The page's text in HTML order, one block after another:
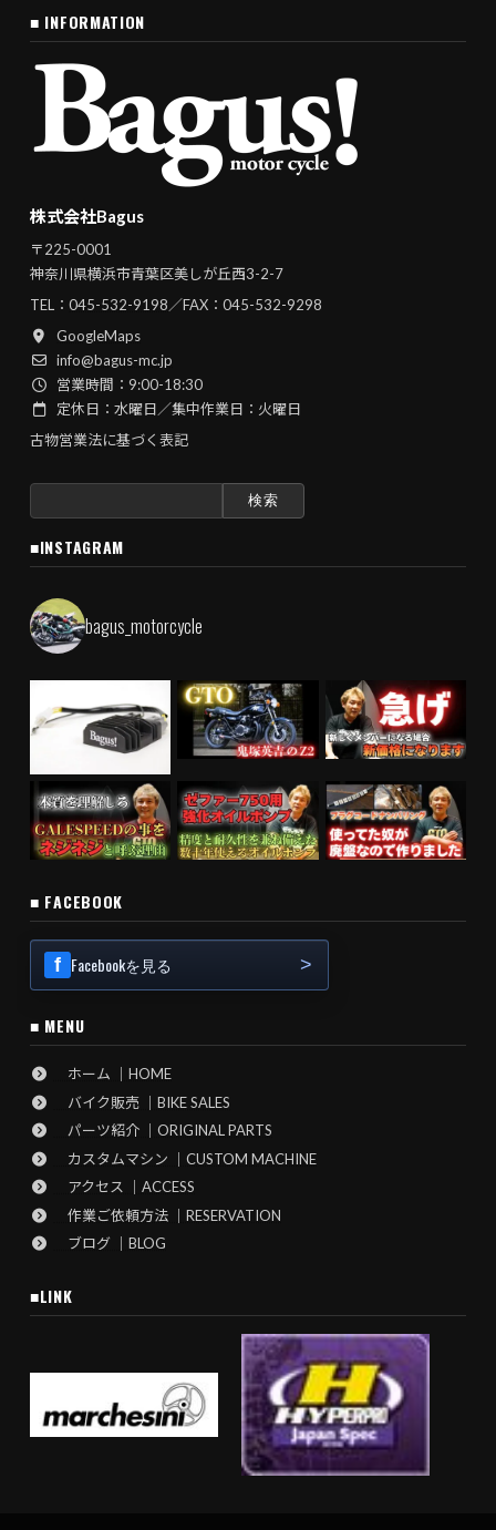
■ INFORMATION
株式会社Bagus
〒225-0001
神奈川県横浜市青葉区美しが丘西3-2-7
TEL： 045-532-9198／FAX：045-532-9298
GoogleMaps
info@bagus-mc.jp
営業時間：9:00-18:30
定休日：水曜日／集中作業日：火曜日
古物営業法に基づく表記
検
■INSTAGRAM
bagus_motorcycle
■ FACEBOOK
Facebookを見る
■ MENU
ホーム ｜HOME
バイク販売 ｜BIKE SALES
パーツ紹介 ｜ORIGINAL PARTS
カスタムマシン ｜CUSTOM MACHINE
アクセス ｜ACCESS
作業ご依頼方法 ｜RESERVATION
ブログ ｜BLOG
■LINK